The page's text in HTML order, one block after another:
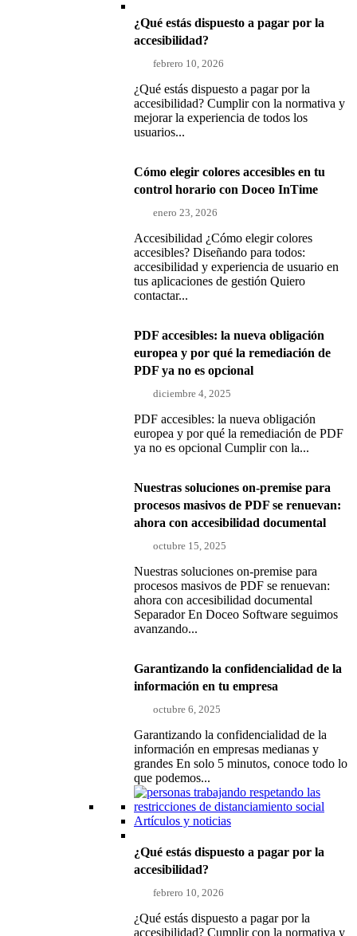
¿Qué estás dispuesto a pagar por la
accesibilidad?
febrero 10, 2026
¿Qué estás dispuesto a pagar por la
accesibilidad? Cumplir con la normativa y
mejorar la experiencia de todos los
usuarios...
Cómo elegir colores accesibles en tu
control horario con Doceo InTime
enero 23, 2026
Accesibilidad ¿Cómo elegir colores
accesibles? Diseñando para todos:
accesibilidad y experiencia de usuario en
tus aplicaciones de gestión Quiero
contactar...
PDF accesibles: la nueva obligación
europea y por qué la remediación de
PDF ya no es opcional
diciembre 4, 2025
PDF accesibles: la nueva obligación
europea y por qué la remediación de PDF
ya no es opcional Cumplir con la...
Nuestras soluciones on-premise para
procesos masivos de PDF se renuevan:
ahora con accesibilidad documental
octubre 15, 2025
Nuestras soluciones on-premise para
procesos masivos de PDF se renuevan:
ahora con accesibilidad documental
Separador En Doceo Software seguimos
avanzando...
Garantizando la confidencialidad de la
información en tu empresa
octubre 6, 2025
Garantizando la confidencialidad de la
información en empresas medianas y
grandes En solo 5 minutos, conoce todo lo
que podemos...
Artículos y noticias
¿Qué estás dispuesto a pagar por la
accesibilidad?
febrero 10, 2026
¿Qué estás dispuesto a pagar por la
accesibilidad? Cumplir con la normativa y